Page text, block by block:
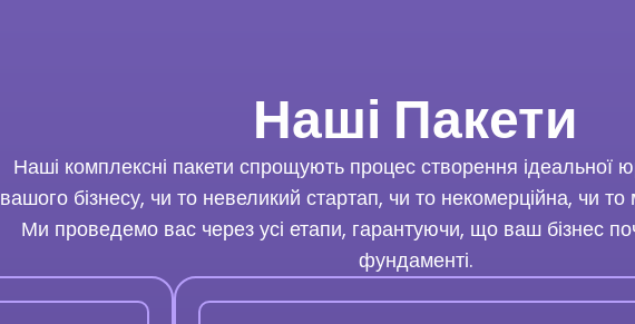
Наші Пакети
Наші комплексні пакети спрощують процес створення ідеальної
вашого бізнесу, чи то невеликий стартап, чи то некомерційна, чи
Ми проведемо вас через усі етапи, гарантуючи, що ваш бізнес
фундаменті.